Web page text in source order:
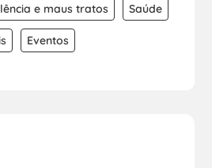
e maus tratos Saúde
Eventos